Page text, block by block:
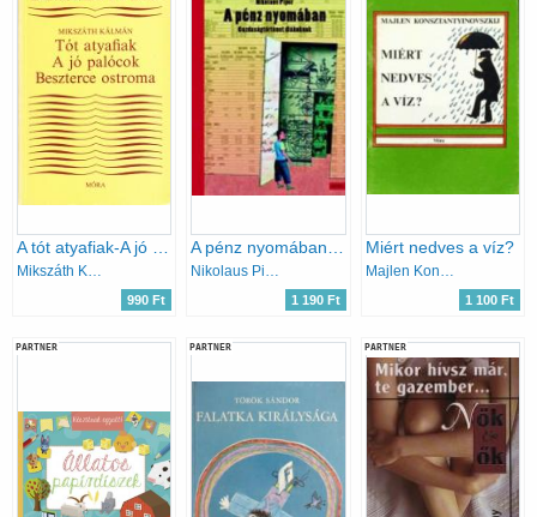
Mikszáth Kálmán
990 Ft
Nikolaus Piper
1 190 Ft
Miért nedves a víz?
Majlen Konsztantyinovszkij
1 100 Ft
PARTNER PARTNER PARTNER